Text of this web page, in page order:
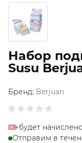
Набор
Susu
Бренд: Berjuan
будет
Отправим в